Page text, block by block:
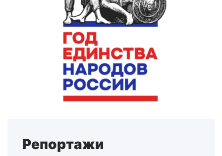
Репортажи